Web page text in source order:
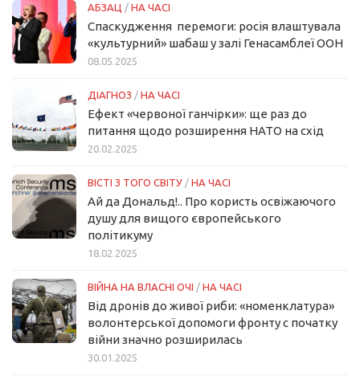
АБЗАЦ / НА ЧАСІ
Спаскудження перемоги: росія влаштувала
«культурний» шабаш у залі Генасамблеї ООН
08.05.2025
ДІАГНОЗ / НА ЧАСІ
Ефект «червоної ганчірки»: ще раз до
питання щодо розширення НАТО на схід
20.02.2025
ВІСТІ З ТОГО СВІТУ / НА ЧАСІ
Ай да Дональд!.. Про користь освіжаючого
душу для вищого європейського
політикуму
18.02.2025
ВІЙНА НА ВЛАСНІ ОЧІ / НА ЧАСІ
Від дронів до живої риби: «номенклатура»
волонтерської допомоги фронту с початку
війни значно розширилась
30.01.2025